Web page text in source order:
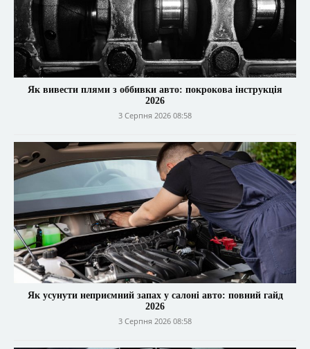
Як вивести плями з оббивки авто: покрокова інструкція
2026
3 Серпня 2026 08:58
Як усунути неприємний запах у салоні авто: повний гайд
2026
3 Серпня 2026 08:58